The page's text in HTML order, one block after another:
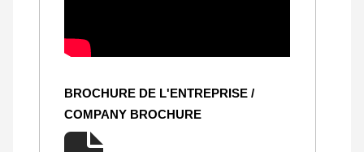
BROCHURE DE L'ENTREPRISE /
COMPANY BROCHURE